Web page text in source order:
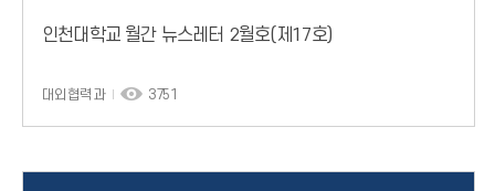
인천대학교 월간 뉴스레터 2월호(제17호)
대외협력과 3751